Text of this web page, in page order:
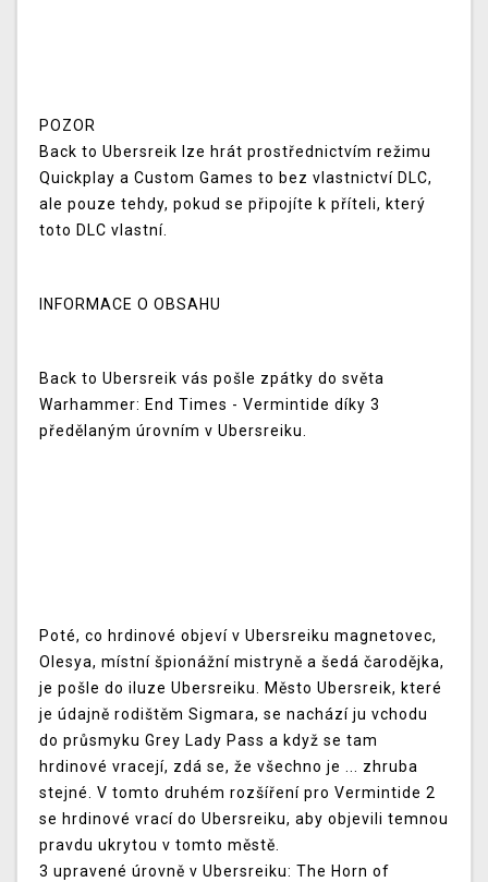
POZOR
Back to Ubersreik lze hrát prostřednictvím režimu
Quickplay a Custom Games to bez vlastnictví DLC,
ale pouze tehdy, pokud se připojíte k příteli, který
toto DLC vlastní.
INFORMACE O OBSAHU
Back to Ubersreik vás pošle zpátky do světa
Warhammer: End Times - Vermintide díky 3
předělaným úrovním v Ubersreiku.
Poté, co hrdinové objeví v Ubersreiku magnetovec,
Olesya, místní špionážní mistryně a šedá čarodějka,
je pošle do iluze Ubersreiku. Město Ubersreik, které
je údajně rodištěm Sigmara, se nachází ju vchodu
do průsmyku Grey Lady Pass a když se tam
hrdinové vracejí, zdá se, že všechno je ... zhruba
stejné. V tomto druhém rozšíření pro Vermintide 2
se hrdinové vrací do Ubersreiku, aby objevili temnou
pravdu ukrytou v tomto městě.
3 upravené úrovně v Ubersreiku: The Horn of